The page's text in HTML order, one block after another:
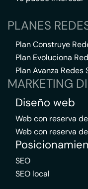
PLANES
Plan Construye
Plan Evoluciona
Plan Avanza Redes
MARKETING
Diseño web
Web con reserva
Web con reserva
SEO
SEO local